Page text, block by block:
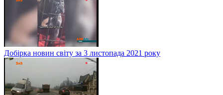
Добірка новин світу за 3 листопада 2021 року